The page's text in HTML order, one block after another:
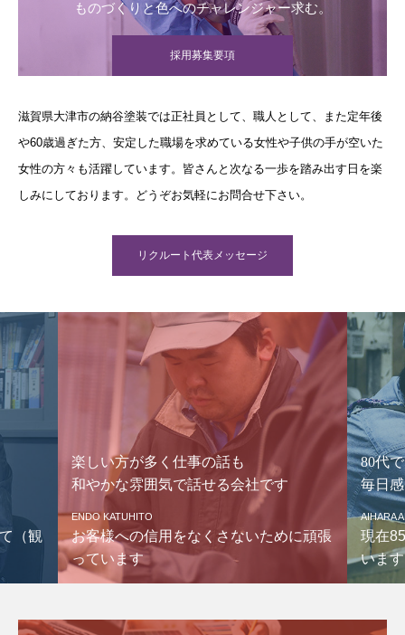
ものづくりと色へのチャレンジャー求む。
採用募集要項
滋賀県大津市の納谷塗装では正社員として、職人として、また定年後
や60歳過ぎた方、安定した職場を求めている女性や子供の手が空いた
女性の方々も活躍しています。皆さんと次なる一歩を踏み出す日を楽
しみにしております。どうぞお気軽にお問合せ下さい。
リクルート代表メッセージ
（観
楽しい方が多く仕事の話も
和やかな雰囲気で話せる会社です
ENDO KATUHITO
お客様への信用をなくさないために頑張
っています
80代
毎日
AIHARA
現在
います